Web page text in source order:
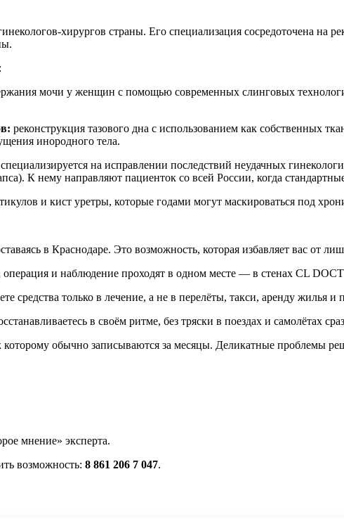
хирургов страны. Его специализация сосредоточена на
мочи у женщин с помощью современных слинговых
реконструкция тазового дна с использованием как собственных
инородного тела.
специализируется на исправлении последствий неудачных
К нему направляют пациенток со всей России, когда
и кист уретры, которые годами могут маскироваться под
в Краснодаре. Это возможность, которая избавляет вас от
операция и наблюдение проходят в одном месте — в стенах CL
средства только в лечение, а не в перелёты, такси, аренду жилья и
в своём ритме, без тряски в поездах и самолётах
которому обычно записываются за месяцы. Деликатные проблемы
мнение» эксперта.
возможность: 8 861 206 7 047.